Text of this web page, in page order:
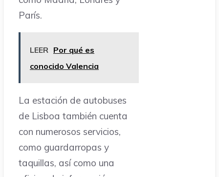
París.
LEER Por qué es
conocido Valencia
La estación de autobuses
de Lisboa también cuenta
con numerosos servicios,
como guardarropas y
taquillas, así como una